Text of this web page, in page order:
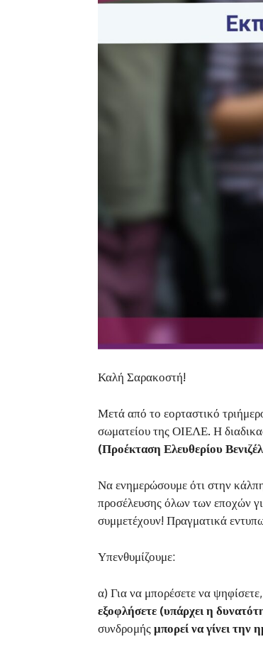
Καλή Σαρακοστή!
Μετά από το εορταστικό
σωματείου της ΟΙΕΛΕ. Η
(Προέκταση Ελευθερίου
Να ενημερώσουμε ότι στην
προσέλευσης όλων των εποχών
συμμετέχουν! Πραγματικά
Υπενθυμίζουμε:
α) Για να μπορέσετε να
εξοφλήσετε (υπάρχει η
συνδρομήςμπορεί να γίνει την